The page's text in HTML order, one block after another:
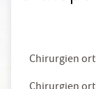
Chirurgien